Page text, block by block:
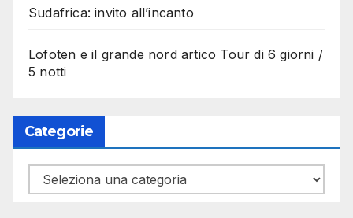
Sudafrica: invito all’incanto
Lofoten e il grande nord artico Tour di 6 giorni /
5 notti
Categorie
Categorie